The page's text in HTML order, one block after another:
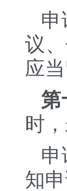
申
议
应
第
时
申
知申